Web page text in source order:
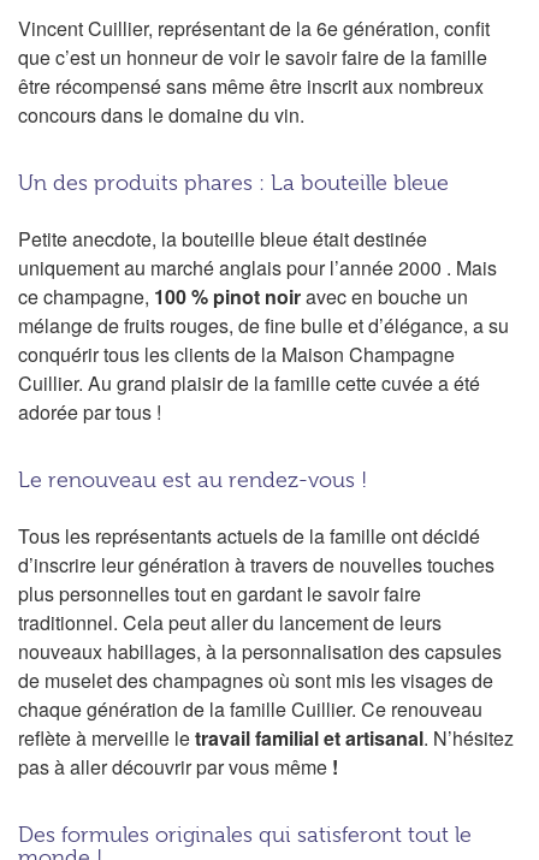
Vincent Cuillier, représentant de la 6e génération, confit
que c’est un honneur de voir le savoir faire de la famille
être récompensé sans même être inscrit aux nombreux
concours dans le domaine du vin.
Un des produits phares : La bouteille bleue
Petite anecdote, la bouteille bleue était destinée
uniquement au marché anglais pour l’année 2000 . Mais
ce champagne, 100 % pinot noiravec en bouche un
mélange de fruits rouges, de fine bulle et d’élégance, a su
conquérir tous les clients de la Maison Champagne
Cuillier. Au grand plaisir de la famille cette cuvée a été
adorée par tous !
Le renouveau est au rendez-vous !
Tous les représentants actuels de la famille ont décidé
d’inscrire leur génération à travers de nouvelles touches
plus personnelles tout en gardant le savoir faire
traditionnel. Cela peut aller du lancement de leurs
nouveaux habillages, à la personnalisation des capsules
de muselet des champagnes où sont mis les visages de
chaque génération de la famille Cuillier. Ce renouveau
reflète à merveille letravail familial et artisanal. N’hésitez
pas à aller découvrir par vous même !
Des formules originales qui satisferont tout le